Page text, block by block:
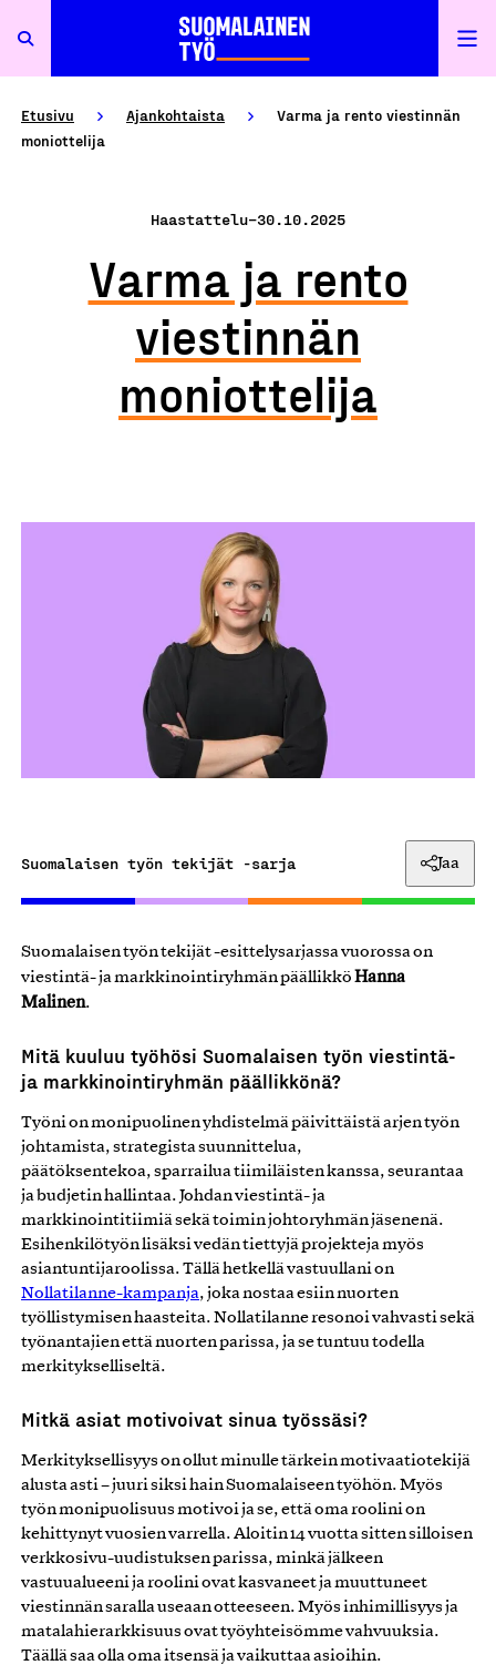
Etusivu Ajankohtaista
Varma ja rento viestinnän
moniottelija
Haastattelu–30.10.2025
Varma ja rento
viestinnän
moniottelija
Suomalaisen työn tekijät -sarja Jaa
Suomalaisen työn tekijät -esittelysarjassa vuorossa on
viestintä- ja markkinointiryhmän päällikkö Hanna
Malinen.
Mitä kuuluu työhösi Suomalaisen työn viestintä-
ja markkinointiryhmän päällikkönä?
Työni on monipuolinen yhdistelmä päivittäistä arjen työn
johtamista, strategista suunnittelua,
päätöksentekoa, sparrailua tiimiläisten kanssa, seurantaa
ja budjetin hallintaa. Johdan viestintä- ja
markkinointitiimiä sekä toimin johtoryhmän jäsenenä.
Esihenkilötyön lisäksi vedän tiettyjä projekteja myös
asiantuntijaroolissa. Tällä hetkellä vastuullani on
Nollatilanne-kampanja, joka nostaa esiin nuorten
työllistymisen haasteita. Nollatilanne resonoi vahvasti sekä
työnantajien että nuorten parissa, ja se tuntuu todella
merkitykselliseltä.
Mitkä asiat motivoivat sinua työssäsi?
Merkityksellisyys on ollut minulle tärkein motivaatiotekijä
alusta asti – juuri siksi hain Suomalaiseen työhön. Myös
työn monipuolisuus motivoi ja se, että oma roolini on
kehittynyt vuosien varrella. Aloitin 14 vuotta sitten silloisen
verkkosivu-uudistuksen parissa, minkä jälkeen
vastuualueeni ja roolini ovat kasvaneet ja muuttuneet
viestinnän saralla useaan otteeseen. Myös inhimillisyys ja
matalahierarkkisuus ovat työyhteisömme vahvuuksia.
Täällä saa olla oma itsensä ja vaikuttaa asioihin.